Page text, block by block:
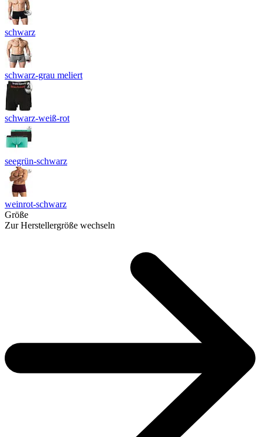
schwarz
schwarz-grau meliert
schwarz-weiß-rot
seegrün-schwarz
weinrot-schwarz
Größe
Zur Herstellergröße wechseln